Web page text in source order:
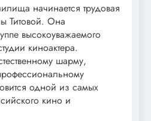
начинается трудовая
Титовой. Она
высокоуважаемого
киноактера.
шарму,
одной из самых
кино и